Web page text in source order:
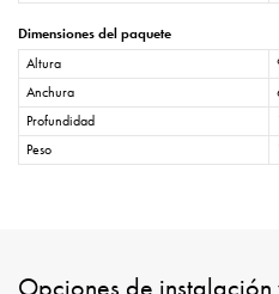
Dimensiones del paquete
Altura
Anchura
Profundidad
Peso
Opciones de